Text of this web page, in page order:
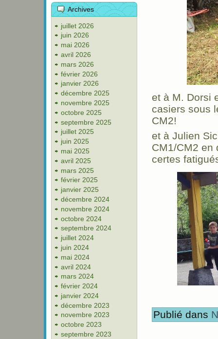
Archives
juillet 2026
juin 2026
mai 2026
avril 2026
mars 2026
février 2026
janvier 2026
décembre 2025
novembre 2025
octobre 2025
septembre 2025
juillet 2025
juin 2025
mai 2025
avril 2025
mars 2025
février 2025
janvier 2025
décembre 2024
novembre 2024
octobre 2024
septembre 2024
juillet 2024
juin 2024
mai 2024
avril 2024
mars 2024
février 2024
janvier 2024
décembre 2023
novembre 2023
octobre 2023
septembre 2023
et à M. Dorsi
casiers sous
CM2!
et à Julien
CM1/CM2 en
certes
Publié dans